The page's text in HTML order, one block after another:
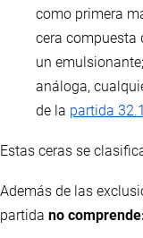
como primera
cera compuesta
un
análoga,
de la partida
Estas ceras se
Además de las
partida no